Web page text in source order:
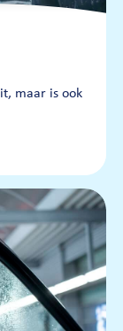
maar is ook